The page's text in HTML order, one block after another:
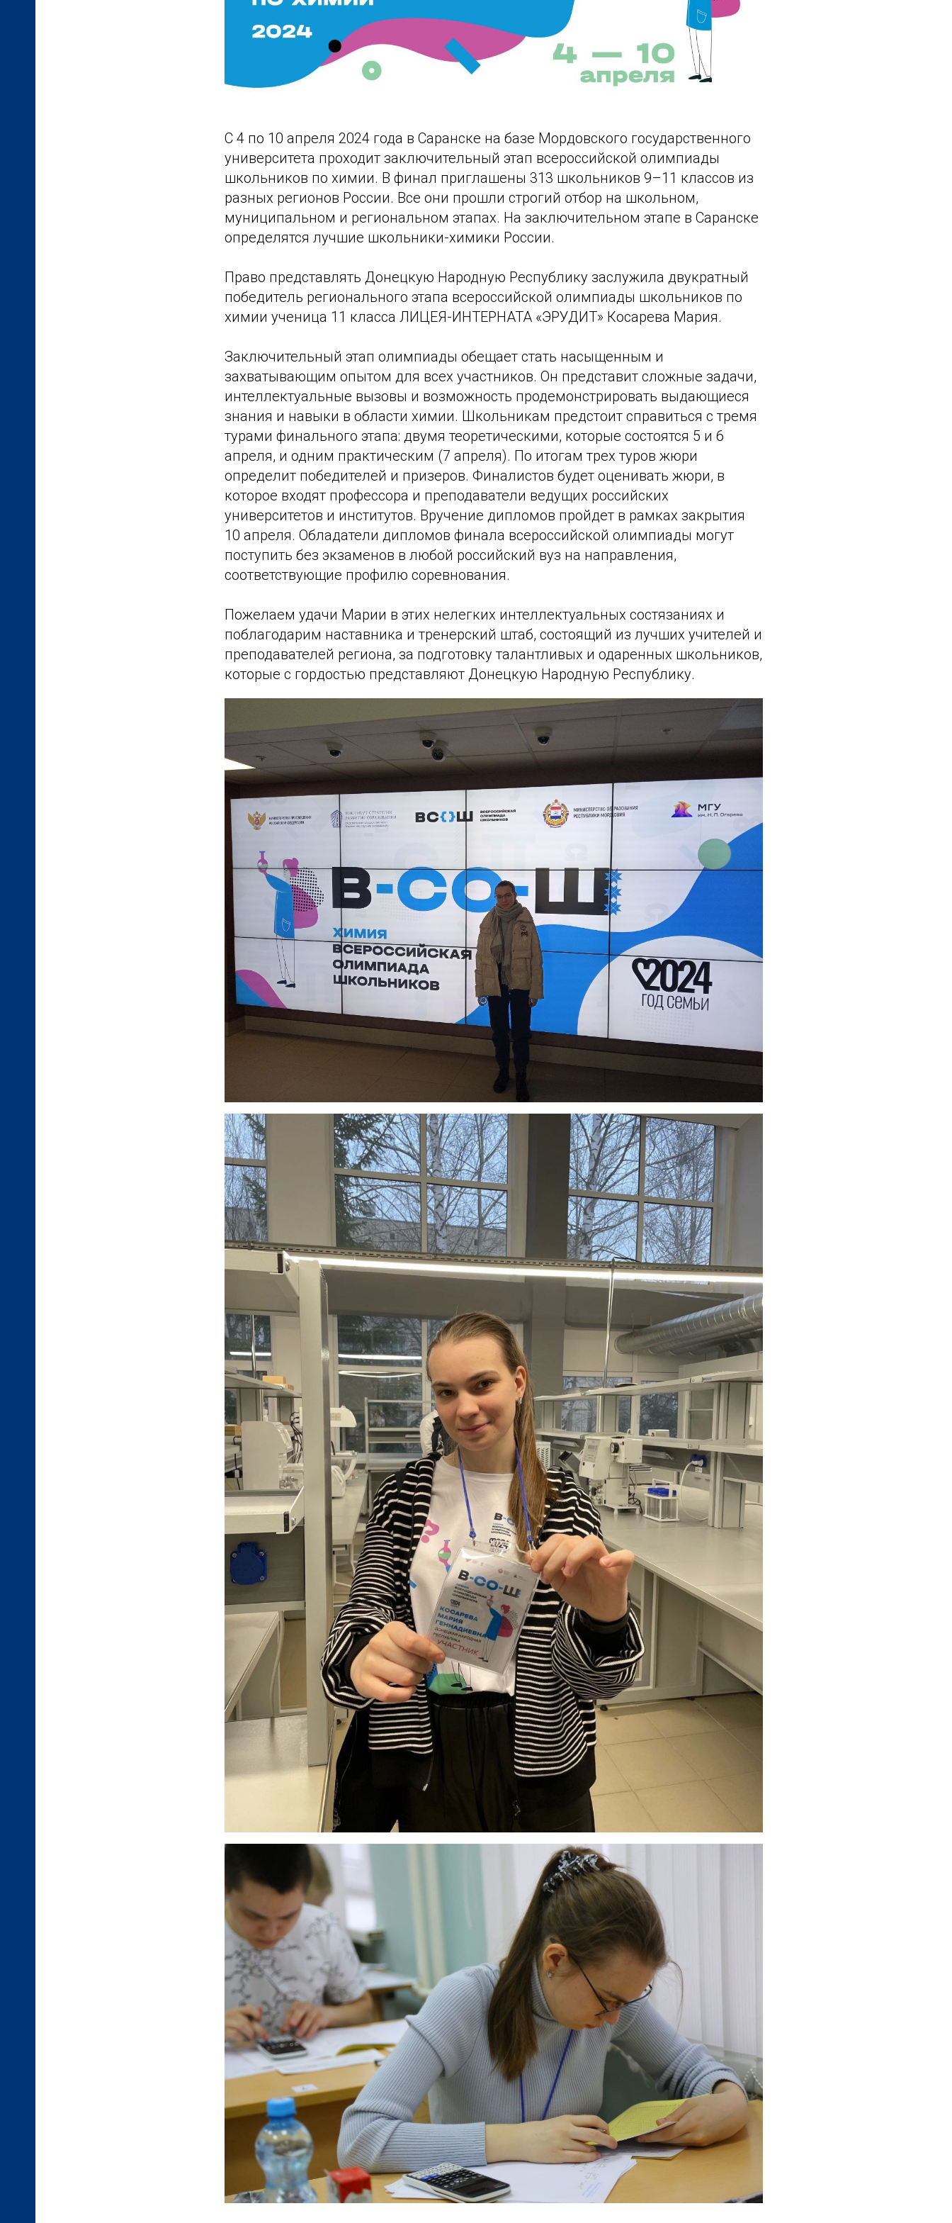
С 4 по 10 апреля 2024 года в Саранске на базе Мордовского государственного
университета проходит заключительный этап всероссийской олимпиады
школьников по химии. В финал приглашены 313 школьников 9–11 классов из
разных регионов России. Все они прошли строгий отбор на школьном,
муниципальном и региональном этапах. На заключительном этапе в Саранске
определятся лучшие школьники-химики России.
Право представлять Донецкую Народную Республику заслужила двукратный
победитель регионального этапа всероссийской олимпиады школьников по
химии ученица 11 класса ЛИЦЕЯ-ИНТЕРНАТА «ЭРУДИТ» Косарева Мария.
Заключительный этап олимпиады обещает стать насыщенным и
захватывающим опытом для всех участников. Он представит сложные задачи,
интеллектуальные вызовы и возможность продемонстрировать выдающиеся
знания и навыки в области химии. Школьникам предстоит справиться с тремя
турами финального этапа: двумя теоретическими, которые состоятся 5 и 6
апреля, и одним практическим (7 апреля). По итогам трех туров жюри
определит победителей и призеров. Финалистов будет оценивать жюри, в
которое входят профессора и преподаватели ведущих российских
университетов и институтов. Вручение дипломов пройдет в рамках закрытия
10 апреля. Обладатели дипломов финала всероссийской олимпиады могут
поступить без экзаменов в любой российский вуз на направления,
соответствующие профилю соревнования.
Пожелаем удачи Марии в этих нелегких интеллектуальных состязаниях и
поблагодарим наставника и тренерский штаб, состоящий из лучших учителей и
преподавателей региона, за подготовку талантливых и одаренных школьников,
которые с гордостью представляют Донецкую Народную Республику.